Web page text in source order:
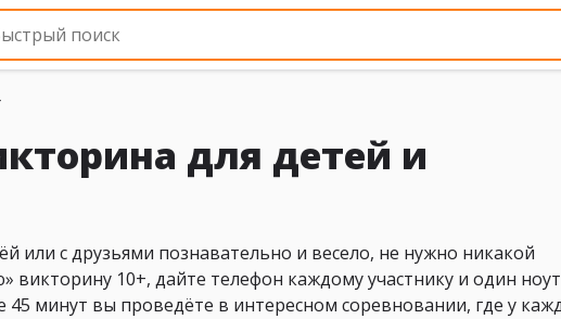
для детей и
или с друзьями познавательно и весело, не нужно никакой
викторину 10+, дайте телефон каждому участнику и один
минут вы проведёте в интересном соревновании, где у